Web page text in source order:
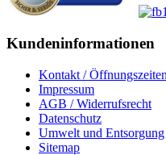
Kundeninformationen
Kontakt / Öffnungszeiten
Impressum
AGB / Widerrufsrecht
Datenschutz
Umwelt und Entsorgung
Sitemap